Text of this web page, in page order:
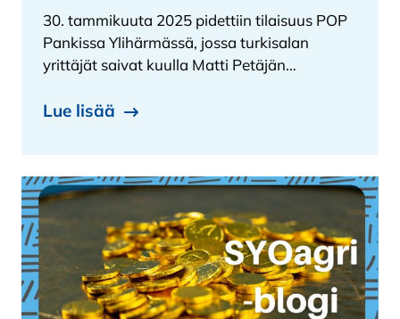
30. tammikuuta 2025 pidettiin tilaisuus POP
Pankissa Ylihärmässä, jossa turkisalan
yrittäjät saivat kuulla Matti Petäjän…
Lue lisää